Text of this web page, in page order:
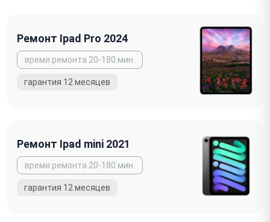
Ремонт Ipad Pro 2024
Ремонт Ipad mini 2021